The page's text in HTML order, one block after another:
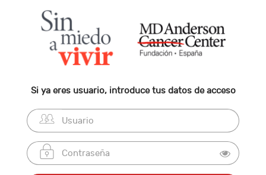
Si ya eres usuario, introduce tus datos de acceso